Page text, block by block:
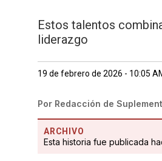
Estos talentos
liderazgo
19 de febrero de 2026 - 10:05
Por Redacción de
ARCHIVO
Esta historia fue publicada